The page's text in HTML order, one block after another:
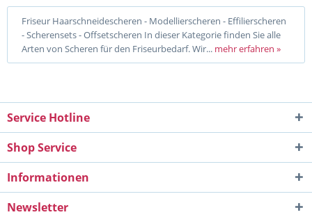
Friseur Haarschneidescheren - Modellierscheren - Effilierscheren
- Scherensets - Offsetscheren In dieser Kategorie finden Sie alle
Arten von Scheren für den Friseurbedarf. Wir... mehr erfahren »
Service Hotline
Shop Service
Informationen
Newsletter